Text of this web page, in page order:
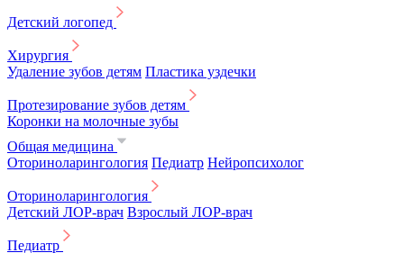
Детский логопед
Хирургия
Удаление зубов детям Пластика уздечки
Протезирование зубов детям
Коронки на молочные зубы
Общая медицина
Оториноларингология Педиатр Нейропсихолог
Оториноларингология
Детский ЛОР-врач Взрослый ЛОР-врач
Педиатр